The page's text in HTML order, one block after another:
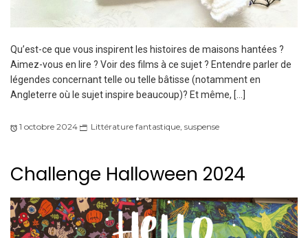
Qu’est-ce que vous inspirent les histoires de maisons hantées ?
Aimez-vous en lire ? Voir des films à ce sujet ? Entendre parler de
légendes concernant telle ou telle bâtisse (notamment en
Angleterre où le sujet inspire beaucoup)? Et même, […]
1 octobre 2024 Littérature fantastique, suspense
Challenge Halloween 2024